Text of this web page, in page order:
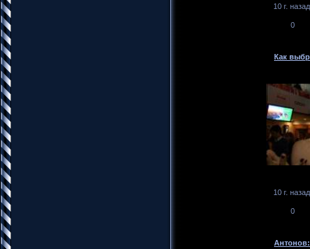
10 г. назад
0
Как
10 г. назад
0